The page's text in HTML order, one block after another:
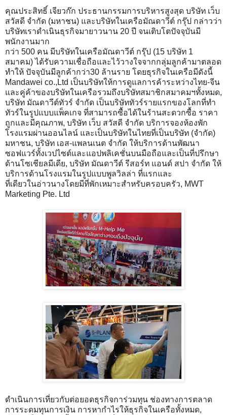
คุณประสิทธิ์ เจียวก๊ก ประธานกรรมการบริหารสูงสุด บริษัท เว็บ
สวัสดี จำกัด (มหาชน) และบริษัทในเครือมัณดาวีต์ กรุ๊ป กล่าวว่า
บริษัทเราดำเนินธุรกิจมายาวนาน 20 ปี จนเติบโตปัจจุบันมี
พนักงานมาก
กว่า 500 คน มีบริษัทในเครือมัณดาวีต์ กรุ๊ป (15 บริษัท 1
สมาคม) ได้รับความเชื่อถือและไว้วางใจจากกลุ่มลูกค้ามาตลอด
ทำให้ ปัจจุบันมีลูกค้ากว่า30 ล้านราย โดยธุรกิจในเครือมีดังนี้
Mandawei co.,Ltd เป็นบริษัทให้การดูแลการค้าระหว่างไทย-จีน
และคู่ค้าของบริษัทในเครือรวมถึงบริษัทสมาชิกสมาคมฯทั้งหมด,
บริษัท มัณดาวีต์ทัวร์ จำกัด เป็นบริษัททัวร์รายแรกของโลกที่ทำ
ทัวร์ในรูปแบบแพ็คเกจ ที่สามารถซื้อได้ในร้านสะดวกซื้อ ราคา
ถูกและมีคุณภาพ, บริษัท เว็บ สวัสดี จำกัด บริการจองห้องพัก
โรงแรมผ่านออนไลน์ และเป็นบริษัทในไทยที่เป็นบริษัท (จำกัด)
มหาชน, บริษัท เอส-แพลนเนต จำกัด ให้บริการด้านพัฒนา
ซอฟแวร์ทั้งเวปไซต์และแอปพลิเคชั่นบนมือถือและเป็นที่ปรึกษา
ด้านโซเชียลมีเดีย, บริษัท มัณดาวีต์ รีสอร์ท แอนด์ สปา จำกัด ให้
บริการด้านโรงแรมในรูปแบบพูลวิลล่า ที่แรกและ
ที่เดียวในอ่าวนางโดยมีที่พักเหมาะสำหรับครอบครัว, MWT
Marketing Pte. Ltd
ดำเนินการเที่ยวกับต่อยอดธุรกิจการ่วมทุน ช่องทางการตลาด
การระดมทุนการเงิน การหากำไรให้ธุรกิจในเครือทั้งหมด,